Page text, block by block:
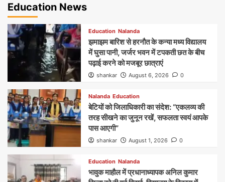
Education News
Education Nalanda
झमाझम बारिश से हरनौत के कन्या मध्य विद्यालय
में घुसा पानी, जर्जर भवन में टपकती छत के बीच
पढ़ाई करने को मजबूर छात्राएं
shankar August 6, 2026 0
Nalanda Education
बेटियों को जिलाधिकारी का संदेश: “एकलव्य की
तरह सीखने का जुनून रखें, सफलता स्वयं आपके
पास आएगी”
shankar August 1, 2026 0
Education Nalanda
भावुक माहौल में प्रधानाध्यापक अनिल कुमार